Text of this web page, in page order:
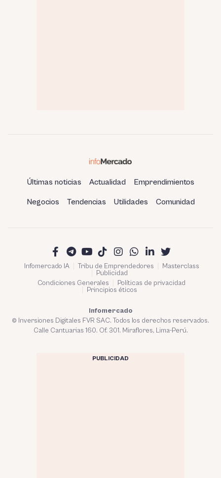
Últimas noticias Actualidad Emprendimientos
Negocios Tendencias Utilidades Comunidad
Infomercado IA Tribu de Emprendedores
Masterclass
Publicidad
Condiciones Generales
Políticas de privacidad
Principios éticos
Infomercado
© Inversiones Digitales FVR SAC. Todos los derechos reservados.
Calle Cantuarias 160. Of. 301. Miraflores, Lima-Perú.
PUBLICIDAD